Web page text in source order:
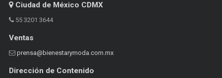
Ciudad de México CDMX
55 3201 3644
Ventas
prensa@bienestarymoda.com.mx
Dirección de Contenido